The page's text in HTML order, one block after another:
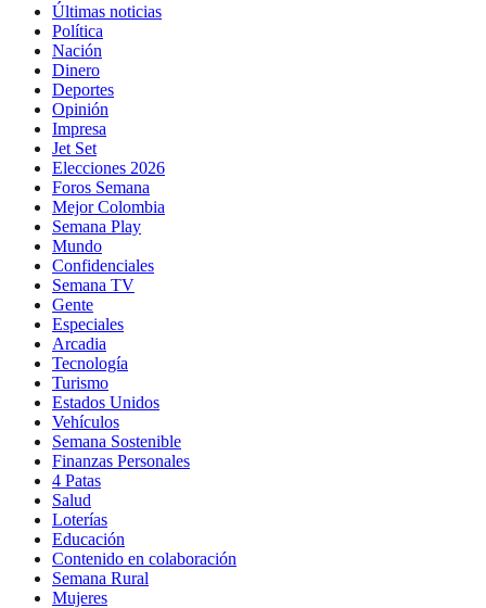
Últimas noticias
Política
Nación
Dinero
Deportes
Opinión
Impresa
Jet Set
Elecciones 2026
Foros Semana
Mejor Colombia
Semana Play
Mundo
Confidenciales
Semana TV
Gente
Especiales
Arcadia
Tecnología
Turismo
Estados Unidos
Vehículos
Semana Sostenible
Finanzas Personales
4 Patas
Salud
Loterías
Educación
Contenido en colaboración
Semana Rural
Mujeres